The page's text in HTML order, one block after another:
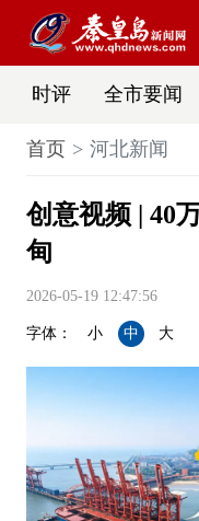
时评 全市要闻
首页 河北新闻
创意视频 | 40
甸
2026-05-19 12:47:56
字体： 小 中 大